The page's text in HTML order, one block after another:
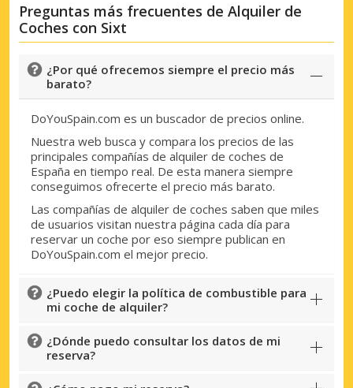
Preguntas más frecuentes de Alquiler de
Coches con Sixt
¿Por qué ofrecemos siempre el precio más
barato?
DoYouSpain.com es un buscador de precios online.
Nuestra web busca y compara los precios de las
principales compañías de alquiler de coches de
España en tiempo real. De esta manera siempre
conseguimos ofrecerte el precio más barato.
Las compañías de alquiler de coches saben que miles
de usuarios visitan nuestra página cada día para
reservar un coche por eso siempre publican en
DoYouSpain.com el mejor precio.
¿Puedo elegir la política de combustible para
mi coche de alquiler?
¿Dónde puedo consultar los datos de mi
reserva?